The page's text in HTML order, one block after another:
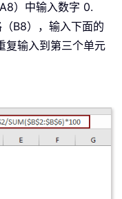
）中输入数字 0.
B8），输入下面的
复输入到第三个单元